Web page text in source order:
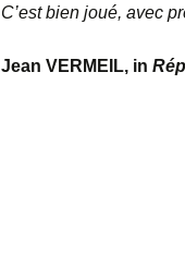
C’est bien joué, avec
Jean VERMEIL, in